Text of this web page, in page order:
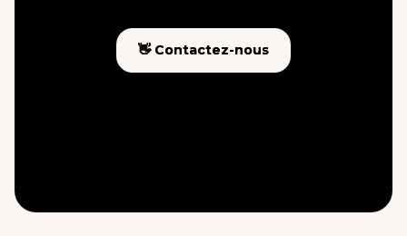
👋 Contactez-nous
👋 Contactez-nous